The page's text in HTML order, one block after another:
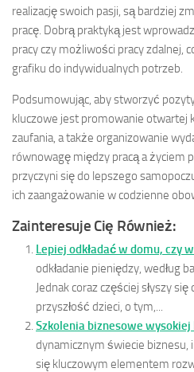
realizację swoich pasji, są bardziej
pracę. Dobrą praktyką jest
pracy czy możliwości pracy zdalnej,
grafiku do indywidualnych potrzeb.
Podsumowując, aby stworzyć
kluczowe jest promowanie otwartej
zaufania, a także organizowanie
równowagę między pracą a życiem
przyczyni się do lepszego
ich zaangażowanie w codzienne
Zainteresuje Cię Również:
Lepiej odkładać w domu, czy
odkładanie pieniędzy, według
Jednak coraz częściej słyszy
przyszłość dzieci, o tym,...
Szkolenia biznesowe wysokiej
dynamicznym świecie biznesu,
się kluczowym elementem